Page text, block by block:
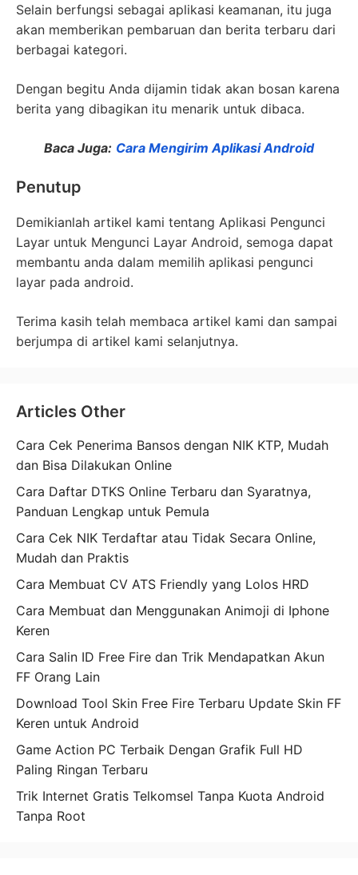
Selain berfungsi sebagai aplikasi keamanan, itu juga
akan memberikan pembaruan dan berita terbaru dari
berbagai kategori.
Dengan begitu Anda dijamin tidak akan bosan karena
berita yang dibagikan itu menarik untuk dibaca.
Baca Juga: Cara Mengirim Aplikasi Android
Penutup
Demikianlah artikel kami tentang Aplikasi Pengunci
Layar untuk Mengunci Layar Android, semoga dapat
membantu anda dalam memilih aplikasi pengunci
layar pada android.
Terima kasih telah membaca artikel kami dan sampai
berjumpa di artikel kami selanjutnya.
Articles Other
Cara Cek Penerima Bansos dengan NIK KTP, Mudah
dan Bisa Dilakukan Online
Cara Daftar DTKS Online Terbaru dan Syaratnya,
Panduan Lengkap untuk Pemula
Cara Cek NIK Terdaftar atau Tidak Secara Online,
Mudah dan Praktis
Cara Membuat CV ATS Friendly yang Lolos HRD
Cara Membuat dan Menggunakan Animoji di Iphone
Keren
Cara Salin ID Free Fire dan Trik Mendapatkan Akun
FF Orang Lain
Download Tool Skin Free Fire Terbaru Update Skin FF
Keren untuk Android
Game Action PC Terbaik Dengan Grafik Full HD
Paling Ringan Terbaru
Trik Internet Gratis Telkomsel Tanpa Kuota Android
Tanpa Root